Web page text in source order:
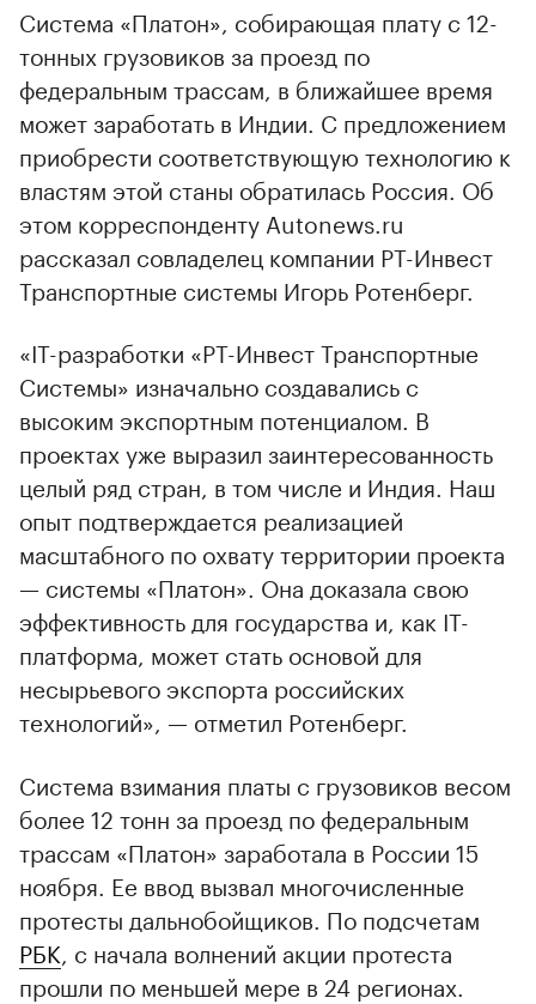
Система «Платон», собирающая плату с 12-
тонных грузовиков за проезд по
федеральным трассам, в ближайшее время
может заработать в Индии. С предложением
приобрести соответствующую технологию к
властям этой станы обратилась Россия. Об
этом корреспонденту Autonews.ru
рассказал совладелец компании РТ-Инвест
Транспортные системы Игорь Ротенберг.
«IT-разработки «РТ-Инвест Транспортные
Системы» изначально создавались с
высоким экспортным потенциалом. В
проектах уже выразил заинтересованность
целый ряд стран, в том числе и Индия. Наш
опыт подтверждается реализацией
масштабного по охвату территории проекта
— системы «Платон». Она доказала свою
эффективность для государства и, как IT-
платформа, может стать основой для
несырьевого экспорта российских
технологий», — отметил Ротенберг.
Система взимания платы с грузовиков весом
более 12 тонн за проезд по федеральным
трассам «Платон» заработала в России 15
ноября. Ее ввод вызвал многочисленные
протесты дальнобойщиков. По подсчетам
РБК , с начала волнений акции протеста
прошли по меньшей мере в 24 регионах.